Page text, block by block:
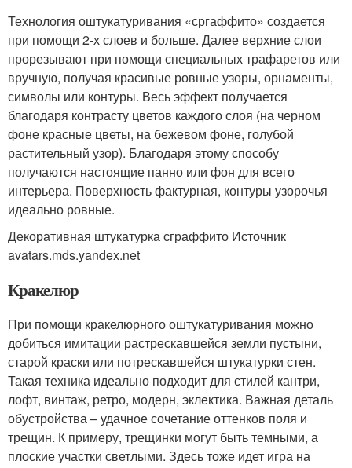
Технология оштукатуривания «сргаффито» создается
при помощи 2-х слоев и больше. Далее верхние слои
прорезывают при помощи специальных трафаретов или
вручную, получая красивые ровные узоры, орнаменты,
символы или контуры. Весь эффект получается
благодаря контрасту цветов каждого слоя (на черном
фоне красные цветы, на бежевом фоне, голубой
растительный узор). Благодаря этому способу
получаются настоящие панно или фон для всего
интерьера. Поверхность фактурная, контуры узорочья
идеально ровные.
Декоративная штукатурка сграффито Источник
avatars.mds.yandex.net
Кракелюр
При помощи кракелюрного оштукатуривания можно
добиться имитации растрескавшейся земли пустыни,
старой краски или потрескавшейся штукатурки стен.
Такая техника идеально подходит для стилей кантри,
лофт, винтаж, ретро, модерн, эклектика. Важная деталь
обустройства – удачное сочетание оттенков поля и
трещин. К примеру, трещинки могут быть темными, а
плоские участки светлыми. Здесь тоже идет игра на